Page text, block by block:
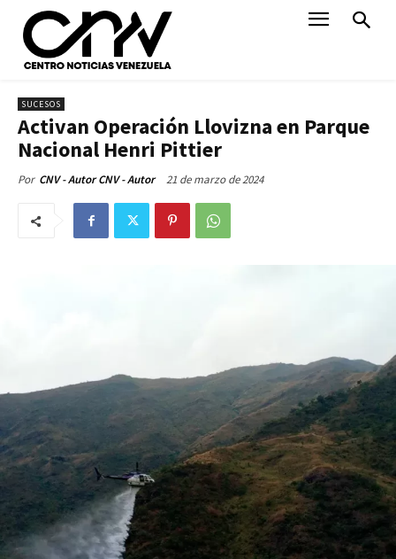
SUCESOS
Activan Operación Llovizna en Parque
Nacional Henri Pittier
Por CNV - Autor CNV - Autor 21 de marzo de 2024